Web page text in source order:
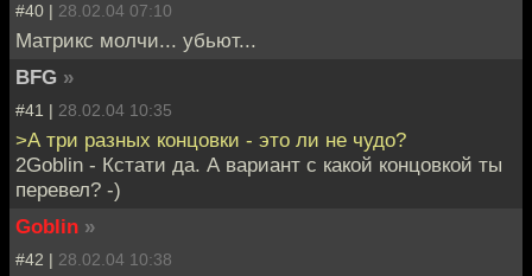
#40 | 28.02.04 07:10
Матрикс молчи... убьют...
BFG »
#41 | 28.02.04 10:35
>А три разных концовки - это ли не чудо?
2Goblin - Кстати да. А вариант с какой концовкой ты
перевел? -)
Goblin »
#42 | 28.02.04 10:38